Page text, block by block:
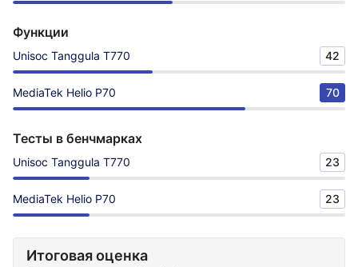
Функции
Unisoc Tanggula T770 42
MediaTek Helio P70 70
Тесты в бенчмарках
Unisoc Tanggula T770 23
MediaTek Helio P70 23
Итоговая оценка